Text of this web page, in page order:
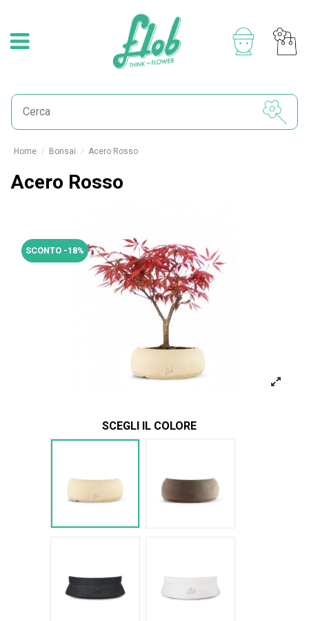
Home Bonsai Acero Rosso
Acero Rosso
SCONTO -18%
SCEGLI IL COLORE